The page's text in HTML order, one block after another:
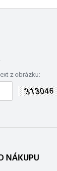
z obrázku:
NÁKUPU